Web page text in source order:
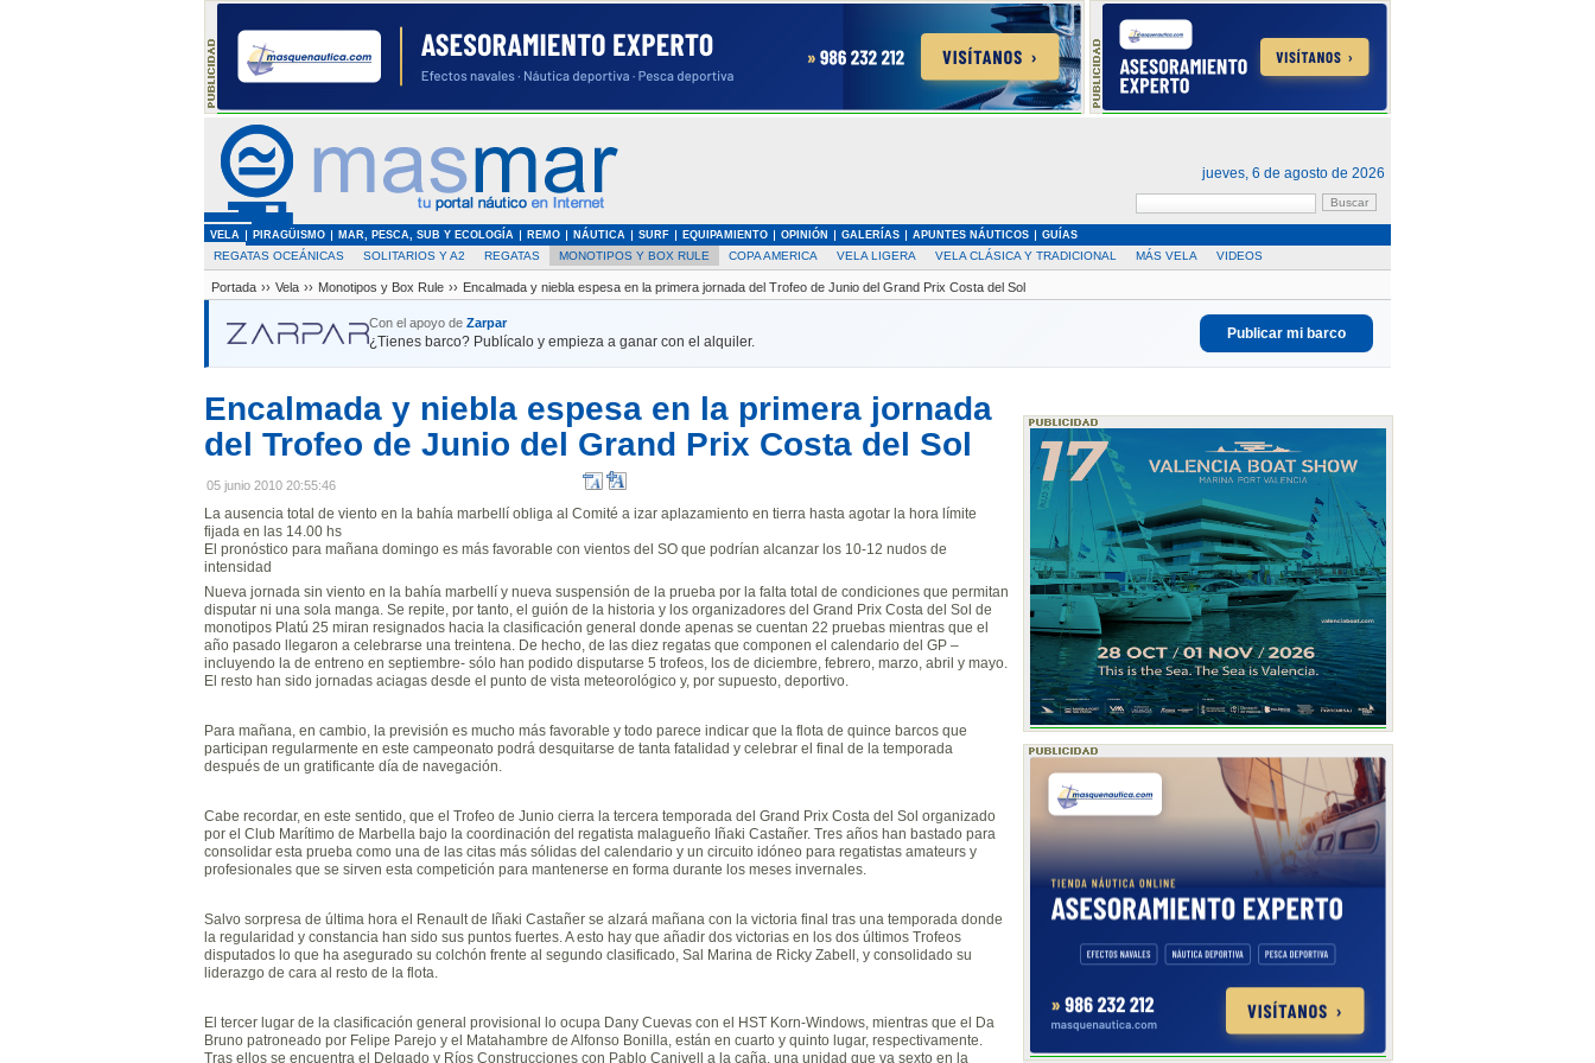
jueves, 6 de agosto de 2026
VELA PIRAGÜISMO MAR, PESCA, SUB Y ECOLOGÍA REMO NÁUTICA SURF EQUIPAMIENTO OPINIÓN GALERÍAS APUNTES NÁUTICOS GUÍAS
REGATAS OCEÁNICAS SOLITARIOS Y A2 REGATAS MONOTIPOS Y BOX RULE COPA AMERICA VELA LIGERA VELA CLÁSICA Y TRADICIONAL MÁS VELA VIDEOS
Portada ›› Vela ›› Monotipos y Box Rule ›› Encalmada y niebla espesa en la primera jornada del Trofeo de Junio del Grand Prix Costa del Sol
Con el apoyo de Zarpar
¿Tienes barco? Publícalo y empieza a ganar con el alquiler.
Publicar mi barco
Encalmada y niebla espesa en la primera jornada
del Trofeo de Junio del Grand Prix Costa del Sol
05 junio 2010 20:55:46
La ausencia total de viento en la bahía marbellí obliga al Comité a izar aplazamiento en tierra hasta agotar la hora límite
fijada en las 14.00 hs
El pronóstico para mañana domingo es más favorable con vientos del SO que podrían alcanzar los 10-12 nudos de
intensidad
Nueva jornada sin viento en la bahía marbellí y nueva suspensión de la prueba por la falta total de condiciones que permitan
disputar ni una sola manga. Se repite, por tanto, el guión de la historia y los organizadores del Grand Prix Costa del Sol de
monotipos Platú 25 miran resignados hacia la clasificación general donde apenas se cuentan 22 pruebas mientras que el
año pasado llegaron a celebrarse una treintena. De hecho, de las diez regatas que componen el calendario del GP –
incluyendo la de entreno en septiembre- sólo han podido disputarse 5 trofeos, los de diciembre, febrero, marzo, abril y mayo.
El resto han sido jornadas aciagas desde el punto de vista meteorológico y, por supuesto, deportivo.
Para mañana, en cambio, la previsión es mucho más favorable y todo parece indicar que la flota de quince barcos que
participan regularmente en este campeonato podrá desquitarse de tanta fatalidad y celebrar el final de la temporada
después de un gratificante día de navegación.
Cabe recordar, en este sentido, que el Trofeo de Junio cierra la tercera temporada del Grand Prix Costa del Sol organizado
por el Club Marítimo de Marbella bajo la coordinación del regatista malagueño Iñaki Castañer. Tres años han bastado para
consolidar esta prueba como una de las citas más sólidas del calendario y un circuito idóneo para regatistas amateurs y
profesionales que se sirven esta competición para mantenerse en forma durante los meses invernales.
Salvo sorpresa de última hora el Renault de Iñaki Castañer se alzará mañana con la victoria final tras una temporada donde
la regularidad y constancia han sido sus puntos fuertes. A esto hay que añadir dos victorias en los dos últimos Trofeos
disputados lo que ha asegurado su colchón frente al segundo clasificado, Sal Marina de Ricky Zabell, y consolidado su
liderazgo de cara al resto de la flota.
El tercer lugar de la clasificación general provisional lo ocupa Dany Cuevas con el HST Korn-Windows, mientras que el Da
Bruno patroneado por Felipe Parejo y el Matahambre de Alfonso Bonilla, están en cuarto y quinto lugar, respectivamente.
Tras ellos se encuentra el Delgado y Ríos Construcciones con Pablo Canivell a la caña, una unidad que va sexto en la